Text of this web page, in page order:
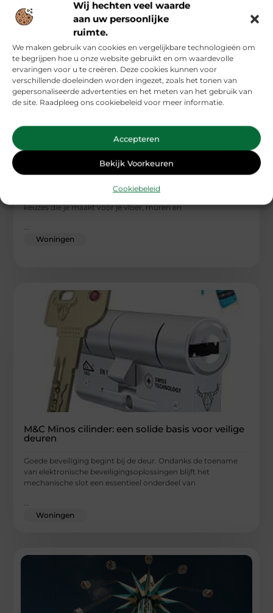
Wij hechten veel waarde
aan uw persoonlijke
ruimte.
We maken gebruik van cookies en vergelijkbare technologieën om
te begrijpen hoe u onze website gebruikt en om waardevolle
ervaringen voor u te creëren. Deze cookies kunnen voor
verschillende doeleinden worden ingezet, zoals het tonen van
gepersonaliseerde advertenties en het meten van het gebruik van
de site. Raadpleeg ons cookiebeleid voor meer informatie.
Accepteren
Bekijk Voorkeuren
Cookiebeleid
Zo creëer je een samenhangend interieur van
vloer tot raam
Een mooi interieur begint niet bij de meubels, maar bij de
keuzes die je maakt voor je vloer, muren en
...
Woningen
M&C Minos cilinder: een solide basis voor veilige
deuren
Goede beveiliging begint bij de deur. Ondanks de toename
van elektronische beveiligingsoplossingen blijft het
mechanische slot een essentieel onderdeel van
Woningen